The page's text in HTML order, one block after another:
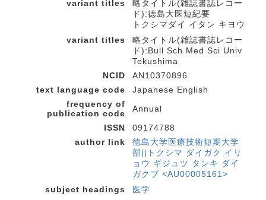
variant titles
略タイトル(雑誌書誌レコー
ド):徳島大医短紀要
トクシマダイ イタン キヨウ
variant titles
略タイトル(雑誌書誌レコー
ド):Bull Sch Med Sci Univ
Tokushima
NCID
AN10370896
text language code
Japanese English
frequency of
publication code
Annual
ISSN
09174788
author link
徳島大学医療技術短期大学
部||トクシマ ダイガク イリ
ョウ ギジュツ タンキ ダイ
ガクブ <AU00005161>
subject headings
医学